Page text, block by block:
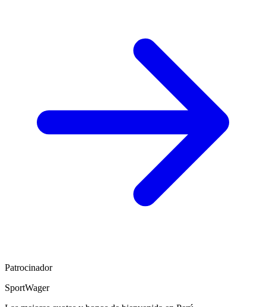
Patrocinador
SportWager